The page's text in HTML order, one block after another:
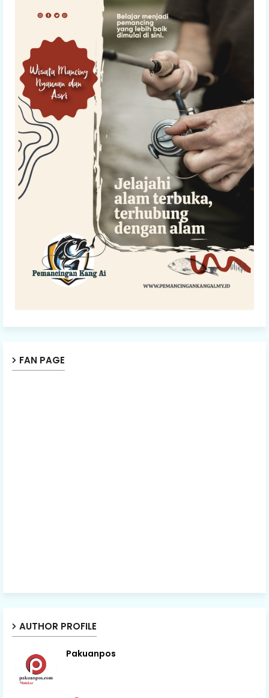
FAN PAGE
AUTHOR PROFILE
Pakuanpos